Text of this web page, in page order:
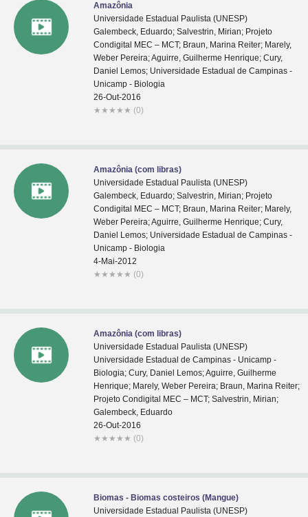
Amazônia
Universidade Estadual Paulista (UNESP)
Galembeck, Eduardo; Salvestrin, Mirian; Projeto
Condigital MEC – MCT; Braun, Marina Reiter; Marely,
Weber Pereira; Aguirre, Guilherme Henrique; Cury,
Daniel Lemos; Universidade Estadual de Campinas -
Unicamp - Biologia
26-Out-2016
★ ★ ★ ★ ★ (0)
Amazônia (com libras)
Universidade Estadual Paulista (UNESP)
Galembeck, Eduardo; Salvestrin, Mirian; Projeto
Condigital MEC – MCT; Braun, Marina Reiter; Marely,
Weber Pereira; Aguirre, Guilherme Henrique; Cury,
Daniel Lemos; Universidade Estadual de Campinas -
Unicamp - Biologia
4-Mai-2012
★ ★ ★ ★ ★ (0)
Amazônia (com libras)
Universidade Estadual Paulista (UNESP)
Universidade Estadual de Campinas - Unicamp -
Biologia; Cury, Daniel Lemos; Aguirre, Guilherme
Henrique; Marely, Weber Pereira; Braun, Marina Reiter;
Projeto Condigital MEC – MCT; Salvestrin, Mirian;
Galembeck, Eduardo
26-Out-2016
★ ★ ★ ★ ★ (0)
Biomas - Biomas costeiros (Mangue)
Universidade Estadual Paulista (UNESP)